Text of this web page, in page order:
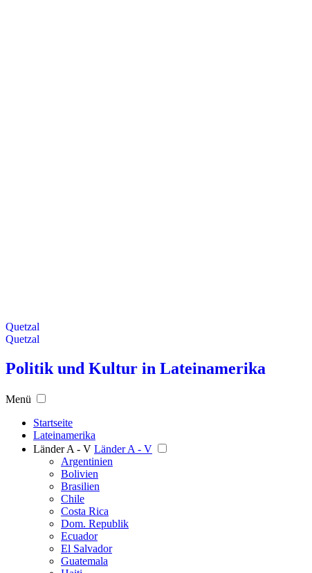
Quetzal
Quetzal
Politik und Kultur in Lateinamerika
Menü
Startseite
Lateinamerika
Länder A - V Länder A - V
Argentinien
Bolivien
Brasilien
Chile
Costa Rica
Dom. Republik
Ecuador
El Salvador
Guatemala